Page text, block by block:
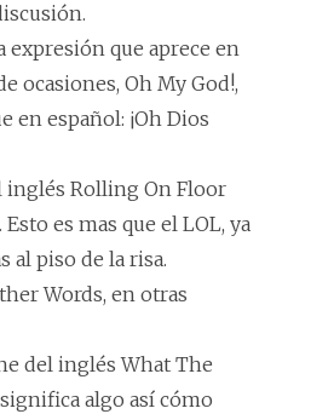
expresión que aprece en
ocasiones, Oh My God!,
en español: ¡Oh Dios
inglés Rolling On Floor
es mas que el LOL, ya
al piso de la risa.
Words, en otras
del inglés What The
algo así cómo